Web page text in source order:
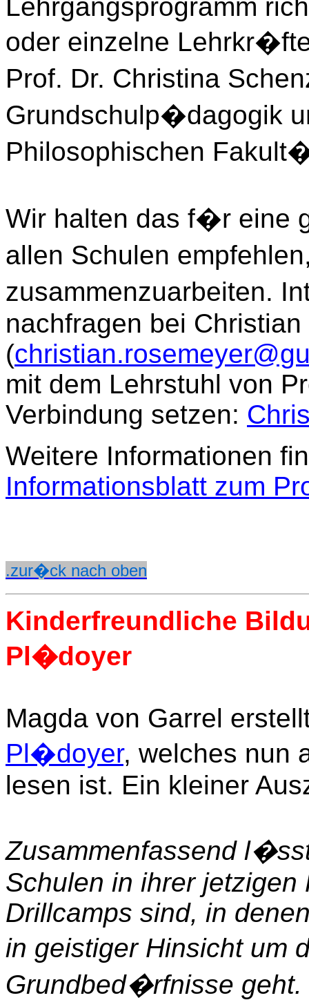
Lehrgangsprogramm
oder einzelne
Prof. Dr. Christina
Grundschulp�dagogik
Philosophischen
Wir halten das f�r eine
allen Schulen
zusammenzuarbeiten.
nachfragen bei
(
mit dem Lehrstuhl von
Verbindung setzen:
Weitere Informationen
Informationsblatt zum
.zur�ck nach oben
Kinderfreundliche
Pl�doyer
Magda von Garrel
Pl�doyer, welches nun
lesen ist. Ein kleiner
Zusammenfassend
Schulen in ihrer
Drillcamps sind, in
in geistiger Hinsicht um
Grundbed�rfnisse